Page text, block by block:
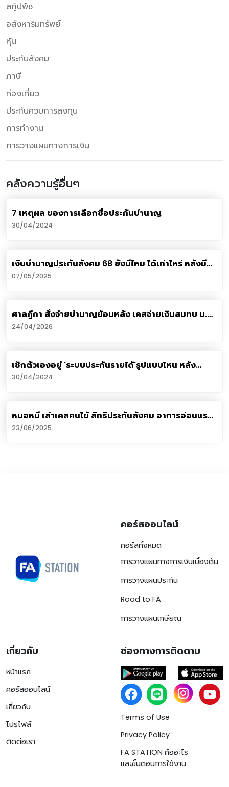
สกู๊ปพืช
อสังหาริมทรัพย์
หุ้น
ประกันสังคม
ภาษี
ท่องเที่ยว
ประกันควบการลงทุน
การทำงาน
การวางแผนทางการเงิน
คลังความรู้อื่นๆ
7 เหตุผล ของการเลือกซื้อประกันบำนาญ
30/04/2024
เงินบำนาญประกันสังคม 68 ยังมีไหม ได้เท่าไหร่ หลังมี
กระแสข่าวเสี่ยงล้มละลาย
07/05/2025
ศาลฎีกา สั่งจ่ายบำนาญย้อนหลัง เคสจ่ายเงินสมทบ ม.33
ครบ ก่อนสมัคร ม.39
24/04/2026
เช็กตัวเองอยู่ 'ระบบประกันรายได้'รูปแบบไหน หลัง
เกษียณเงินพอใช้
30/04/2024
หมอหมี เล่าเคสคนไข้ สิทธิประกันสังคม อาการอ่อนแรง
ปวดร้าวลงแขน-ขา แต่ต้องรอทำ MRI 2 ปี
23/06/2025
คอร์สออนไลน์
คอร์สทั้งหมด
การวางแผนทางการเงินเบื้องต้น
การวางแผนประกัน
Road to FA
การวางแผนเกษียณ
เกี่ยวกับ
หน้าแรก
คอร์สออนไลน์
เกี่ยวกับ
โปรไฟล์
ติดต่อเรา
ช่องทางการติดตาม
Terms of Use
Privacy Policy
FA STATION คืออะไร
และขั้นตอนการใช้งาน